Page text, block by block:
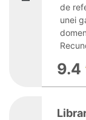
de
unei
9.4